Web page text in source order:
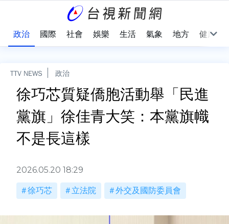
政治 國際 社會 娛樂 生活 氣象 地方 健康
TTV NEWS 政治
徐巧芯質疑僑胞活動舉「民進
黨旗」徐佳青大笑：本黨旗幟
不是長這樣
2026.05.20 18:29
徐巧芯 立法院 外交及國防委員會